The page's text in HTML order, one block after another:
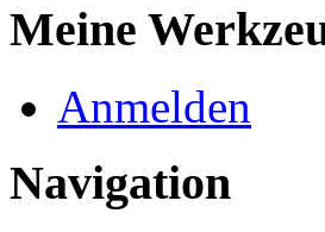
Meine
Anmelden
Navigation